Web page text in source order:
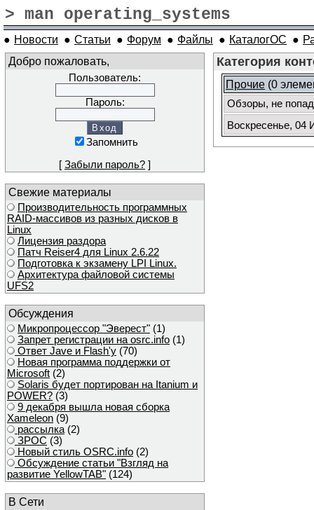
> man operating_systems
● Новости ● Статьи ● Форум ● Файлы ● КаталогОС ●
Добро пожаловать,
Пользователь:
Пароль:
Запомнить
[ Забыли пароль? ]
Свежие материалы
Производительность программных
RAID-массивов из разных дисков в
Linux
Лицензия раздора
Патч Reiser4 для Linux 2.6.22
Подготовка к экзамену LPI Linux.
Архитектура файловой системы
UFS2
Обсуждения
Микропроцессор "Эверест" (1)
Запрет регистрации на osrc.info (1)
Ответ Javе и Flash'у (70)
Новая программа поддержки от
Microsoft (2)
Solaris будет портирован на Itanium и
POWER? (3)
9 декабря вышла новая сборка
Xameleon (9)
рассылка (2)
ЗРОС (3)
Новый стиль OSRC.info (2)
Обсуждение статьи "Взгляд на
развитие YellowTAB" (124)
В Сети
Категория
Прочие (0
Обзоры, не
Воскресенье, 04